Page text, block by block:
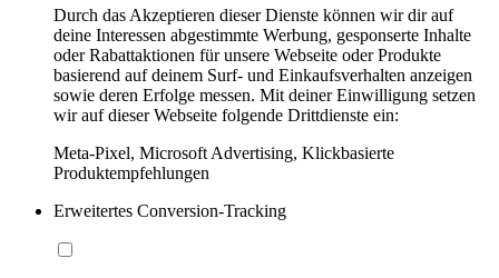
Durch das Akzeptieren dieser Dienste können wir dir auf
deine Interessen abgestimmte Werbung, gesponserte Inhalte
oder Rabattaktionen für unsere Webseite oder Produkte
basierend auf deinem Surf- und Einkaufsverhalten anzeigen
sowie deren Erfolge messen. Mit deiner Einwilligung setzen
wir auf dieser Webseite folgende Drittdienste ein:
Meta-Pixel, Microsoft Advertising, Klickbasierte
Produktempfehlungen
Erweitertes Conversion-Tracking